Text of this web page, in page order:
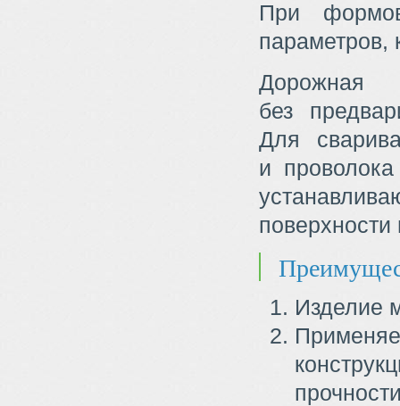
При
параметров,
без
Для
и
Изделие